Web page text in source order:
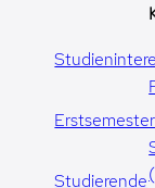
Erstsemester
Studierende